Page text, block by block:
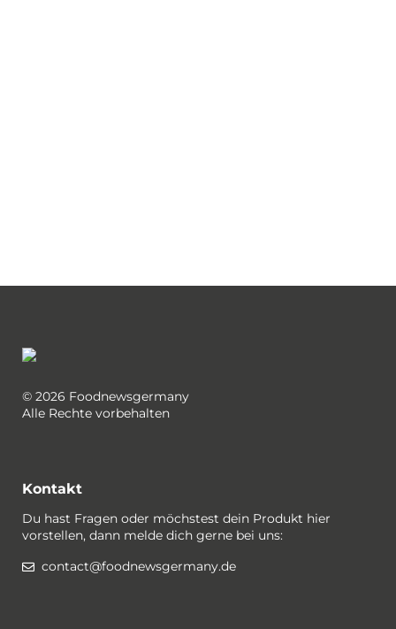
© 2026 Foodnewsgermany
Alle Rechte vorbehalten
Kontakt
Du hast Fragen oder möchstest dein Produkt hier
vorstellen, dann melde dich gerne bei uns:
contact@foodnewsgermany.de